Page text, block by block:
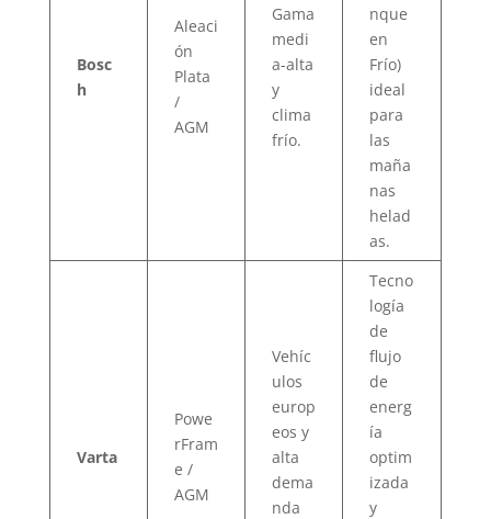
Bosc
h
Aleaci
ón
Plata
/
AGM
Gama
medi
a-alta
y
clima
frío.
nque
en
Frío)
ideal
para
las
maña
nas
helad
as.
Varta
Powe
rFram
e /
AGM
Vehíc
ulos
europ
eos y
alta
dema
nda
Tecno
logía
de
flujo
de
energ
ía
optim
izada
y